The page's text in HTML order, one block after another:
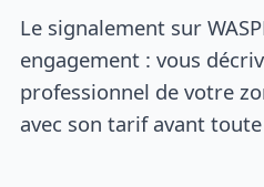
Le signalement sur
engagement : vous
professionnel de votre
avec son tarif avant